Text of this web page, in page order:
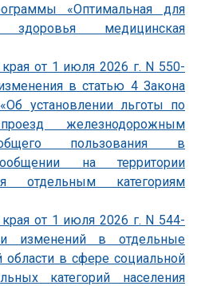
«Оптимальная для
здоровья медицинская
от 1 июля 2026 г. N 550-
в статью 4 Закона
установлении льготы по
железнодорожным
пользования в
на территории
отдельным категориям
от 1 июля 2026 г. N 544-
изменений в отдельные
в сфере социальной
категорий населения